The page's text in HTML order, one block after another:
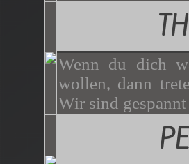
Wenn du dich
wollen, dann
Wir sind